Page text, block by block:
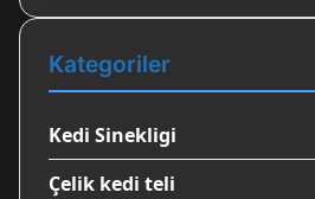
Kategoriler
Kedi Sinekligi
Çelik kedi teli